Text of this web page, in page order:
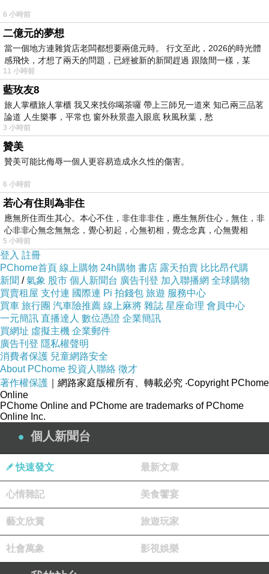
6 小時前
二億元的夢想
當一個地方連雜貨店老闆都想要兩億元時。 行文至此，2026的時光體
感飛快，才想了兩天的問題，已經被新的新聞趕過 跟陰間一樣，某
11 小時前
藍玫友8
旅人掌櫃旅人掌櫃 我又來找你喝茶囉 帶上三師兄一道來 知己兩三品茗
論道 人生樂事，平常也 窗外秋景盡入眼底 秋風秋葉，愁
3 小時前
贊美
贊美可能比侮辱一個人更容易造成永久性的傷害。
6 小時前
若心有住則為非住
應無所住而生其心。本心不住，非住非非住，應生無所住心，無住，非
心非非心無念無無念，覺心初起，心無初相，覺念念真，心無覺相
5 小時前
登入 註冊
PChome首頁 線上購物 24h購物 書店 露天拍賣 比比昂代購
新聞 /氣象 股市 個人新聞台 廣告刊登 加入聯播網 全球購物
買賣租屋 支付連 國際連 Pi 拍錢包 旅遊 服務中心
買車 旅行團 汽車險推薦 線上麻將 雜誌 星座命理 會員中心
一元簡訊 直播達人 數位憑證 企業簡訊
買網址 虛擬主機 企業郵件
廣告刊登 隱私權聲明
消費者保護 兒童網路安全
About PChome 投資人聯絡 徵才
著作權保護 ｜網路家庭版權所有、轉載必究 ‧Copyright PChome
Online
PChome Online and PChome are trademarks of PChome
Online Inc.
個人新聞台
快速發文 最新文章
心情雜記 美食饗宴
藝文欣賞 旅遊玩家
社會萬象 影視娛樂